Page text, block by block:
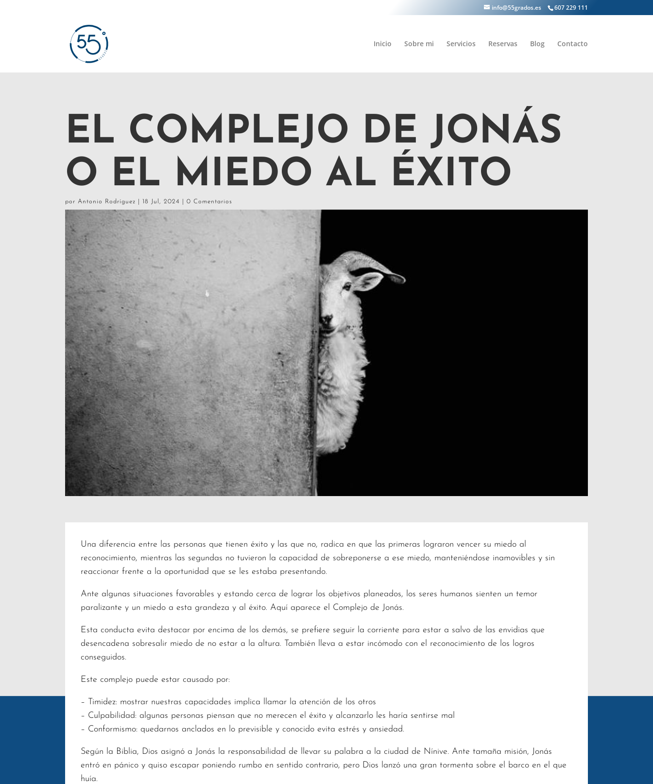
607 229 111
info@55grados.es
Inicio Sobre mi Servicios Reservas Blog Contacto
EL COMPLEJO DE JONÁS
O EL MIEDO AL ÉXITO
porAntonio Rodríguez |18 Jul, 2024 |0 Comentarios
Una diferencia entre las personas que tienen éxito y las que no, radica en que las primeras lograron vencer su miedo al
reconocimiento, mientras las segundas no tuvieron la capacidad de sobreponerse a ese miedo, manteniéndose inamovibles y sin
reaccionar frente a la oportunidad que se les estaba presentando.
Ante algunas situaciones favorables y estando cerca de lograr los objetivos planeados, los seres humanos sienten un temor
paralizante y un miedo a esta grandeza y al éxito. Aquí aparece el Complejo de Jonás.
Esta conducta evita destacar por encima de los demás, se prefiere seguir la corriente para estar a salvo de las envidias que
desencadena sobresalir miedo de no estar a la altura. También lleva a estar incómodo con el reconocimiento de los logros
conseguidos.
Este complejo puede estar causado por:
– Timidez: mostrar nuestras capacidades implica llamar la atención de los otros
– Culpabilidad: algunas personas piensan que no merecen el éxito y alcanzarlo les haría sentirse mal
– Conformismo: quedarnos anclados en lo previsible y conocido evita estrés y ansiedad.
Según la Biblia, Dios asignó a Jonás la responsabilidad de llevar su palabra a la ciudad de Nínive. Ante tamaña misión, Jonás
entró en pánico y quiso escapar poniendo rumbo en sentido contrario, pero Dios lanzó una gran tormenta sobre el barco en el que
huía.